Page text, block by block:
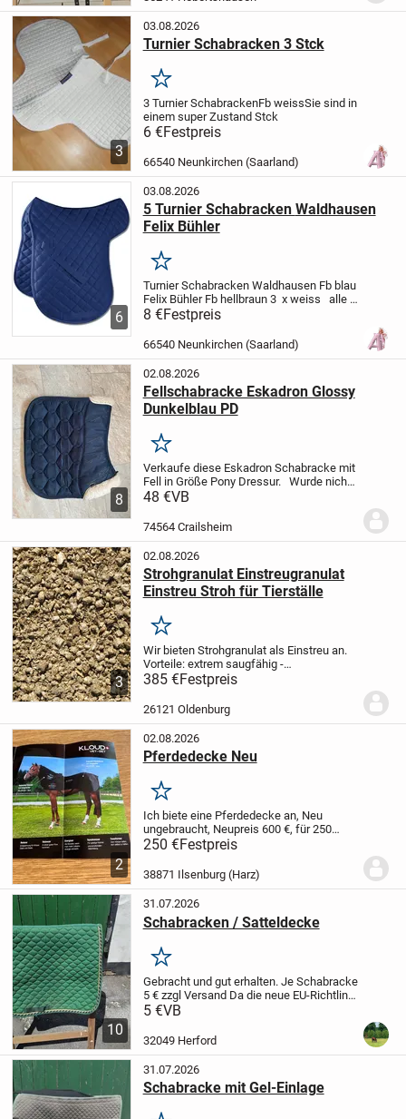
und...
3
03.08.2026
Turnier Schabracken 3 Stck
Merken
3 Turnier SchabrackenFb weissSie sind in
einem super Zustand Stck
6 €Festpreis
66540 Neunkirchen (Saarland)
6
03.08.2026
5 Turnier Schabracken Waldhausen
Felix Bühler
Merken
Turnier Schabracken Waldhausen Fb blau
Felix Bühler Fb hellbraun 3 x weiss
alle
in gutem wenig benutzten Zustand
8 €Festpreis
66540 Neunkirchen (Saarland)
8
02.08.2026
Fellschabracke Eskadron Glossy
Dunkelblau PD
Merken
Verkaufe diese Eskadron Schabracke mit
Fell in Größe Pony Dressur. Wurde nicht
so oft genutzt und so gut es geht geputzt.
Privatverkauf keine Garantie,...
48 €VB
74564 Crailsheim
3
02.08.2026
Strohgranulat Einstreugranulat
Einstreu Stroh für Tierställe
Merken
Wir bieten Strohgranulat als Einstreu an.
Vorteile: extrem saugfähig -
geruchsbindend - das
Aufnahmevermögen ist höher als
herkömmlicher Einstreu - hohe
Ergiebigkeit, daher kostengünstig -
100%...
385 €Festpreis
26121 Oldenburg
2
02.08.2026
Pferdedecke Neu
Merken
Ich biete eine Pferdedecke an, Neu
ungebraucht, Neupreis 600 €, für 250
€,Versand möglich, + Porto
250 €Festpreis
38871 Ilsenburg (Harz)
10
31.07.2026
Schabracken / Satteldecke
Merken
Gebracht und gut erhalten. Je Schabracke
5 € zzgl Versand Da die neue EU-Richtlinie
jetzt 1 Jahr Gewährleistung auch für
Verkäufer es nicht ausschließt...
5 €VB
32049 Herford
31.07.2026
Schabracke mit Gel-Einlage